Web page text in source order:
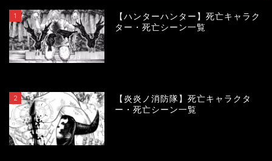
1
【ハンターハンター】死亡キャラク
ター・死亡シーン一覧
2
【炎炎ノ消防隊】死亡キャラクタ
ー・死亡シーン一覧